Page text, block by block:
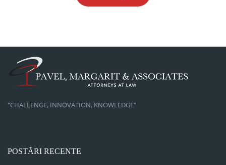
"CHALLENGE, INNOVATION, KNOWLEDGE"
POSTĂRI RECENTE